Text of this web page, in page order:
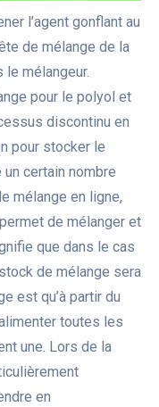
l’agent gonflant au
de mélange de la
le mélangeur.
pour le polyol et
discontinu en
pour stocker le
certain nombre
mélange en ligne,
de mélanger et
que dans le cas
de mélange sera
est qu’à partir du
toutes les
une. Lors de la
en